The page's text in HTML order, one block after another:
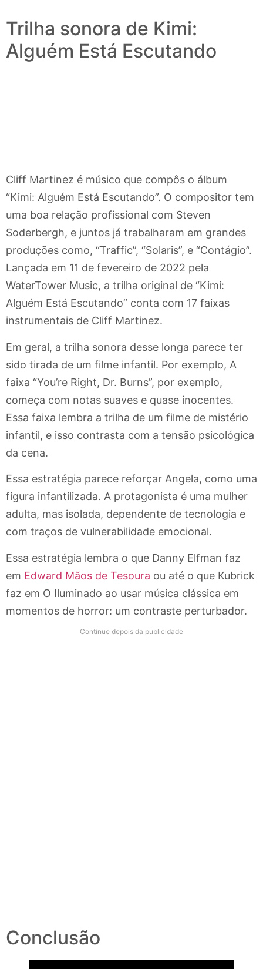
Trilha sonora de Kimi:
Alguém Está Escutando
Cliff Martinez é músico que compôs o álbum
“Kimi: Alguém Está Escutando”. O compositor tem
uma boa relação profissional com Steven
Soderbergh, e juntos já trabalharam em grandes
produções como, “Traffic”, “Solaris”, e “Contágio”.
Lançada em 11 de fevereiro de 2022 pela
WaterTower Music, a trilha original de “Kimi:
Alguém Está Escutando” conta com 17 faixas
instrumentais de Cliff Martinez.
Em geral, a trilha sonora desse longa parece ter
sido tirada de um filme infantil. Por exemplo, A
faixa “You’re Right, Dr. Burns”, por exemplo,
começa com notas suaves e quase inocentes.
Essa faixa lembra a trilha de um filme de mistério
infantil, e isso contrasta com a tensão psicológica
da cena.
Essa estratégia parece reforçar Angela, como uma
figura infantilizada. A protagonista é uma mulher
adulta, mas isolada, dependente de tecnologia e
com traços de vulnerabilidade emocional.
Essa estratégia lembra o que Danny Elfman faz
em Edward Mãos de Tesoura ou até o que Kubrick
faz em O Iluminado ao usar música clássica em
momentos de horror: um contraste perturbador.
Continue depois da publicidade
Conclusão